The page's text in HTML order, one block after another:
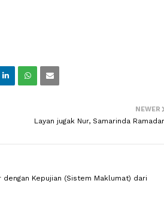
NEWER
Layan jugak Nur, Samarinda
Kepujian (Sistem Maklumat) dari